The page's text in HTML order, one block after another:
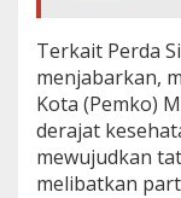
Terkait Perda
menjabarkan,
Kota (Pemko)
derajat
mewujudkan
melibatkan